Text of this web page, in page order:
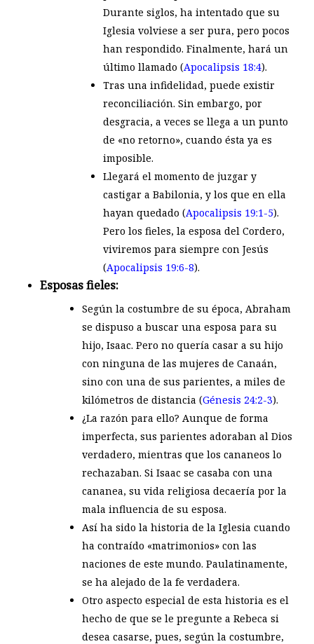
Durante siglos, ha intentado que su
Iglesia volviese a ser pura, pero pocos
han respondido. Finalmente, hará un
último llamado (Apocalipsis 18:4).
Tras una infidelidad, puede existir
reconciliación. Sin embargo, por
desgracia, a veces se llega a un punto
de «no retorno», cuando ésta ya es
imposible.
Llegará el momento de juzgar y
castigar a Babilonia, y los que en ella
hayan quedado (Apocalipsis 19:1-5).
Pero los fieles, la esposa del Cordero,
viviremos para siempre con Jesús
(Apocalipsis 19:6-8).
Esposas fieles:
Según la costumbre de su época, Abraham
se dispuso a buscar una esposa para su
hijo, Isaac. Pero no quería casar a su hijo
con ninguna de las mujeres de Canaán,
sino con una de sus parientes, a miles de
kilómetros de distancia (Génesis 24:2-3).
¿La razón para ello? Aunque de forma
imperfecta, sus parientes adoraban al Dios
verdadero, mientras que los cananeos lo
rechazaban. Si Isaac se casaba con una
cananea, su vida religiosa decaería por la
mala influencia de su esposa.
Así ha sido la historia de la Iglesia cuando
ha contraído «matrimonios» con las
naciones de este mundo. Paulatinamente,
se ha alejado de la fe verdadera.
Otro aspecto especial de esta historia es el
hecho de que se le pregunte a Rebeca si
desea casarse, pues, según la costumbre,